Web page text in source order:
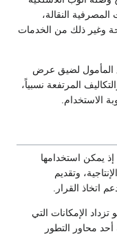
المصرفية النقالة،
وغير ذلك من الخدمات
المأمول لضيق عرض
المرتفعة نسبياً،
الاستخدام.
إذ يمكن استخدامها
وتقديم
اتخاذ القرار.
تزداد الإمكانات التي
محاور التطور